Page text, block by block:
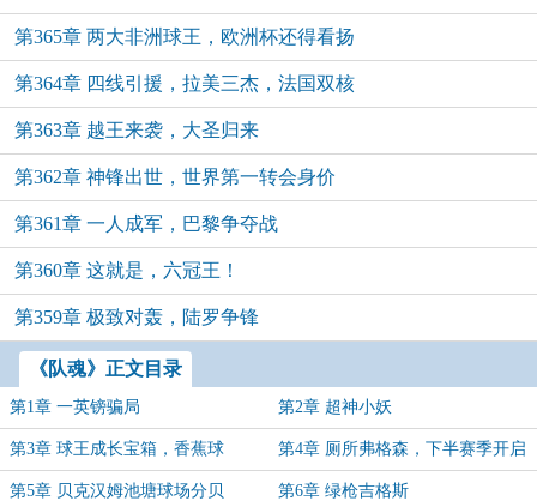
第365章 两大非洲球王，欧洲杯还得看扬
第364章 四线引援，拉美三杰，法国双核
第363章 越王来袭，大圣归来
第362章 神锋出世，世界第一转会身价
第361章 一人成军，巴黎争夺战
第360章 这就是，六冠王！
第359章 极致对轰，陆罗争锋
《队魂》正文目录
第1章 一英镑骗局 第2章 超神小妖
第3章 球王成长宝箱，香蕉球 第4章 厕所弗格森，下半赛季开启
（求追读）
第5章 贝克汉姆池塘球场分贝 第6章 绿枪吉格斯